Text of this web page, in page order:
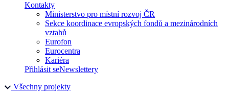
Kontakty
Ministerstvo pro místní rozvoj ČR
Sekce koordinace evropských fondů a mezinárodních
vztahů
Eurofon
Eurocentra
Kariéra
Přihlásit seNewslettery
Všechny projekty